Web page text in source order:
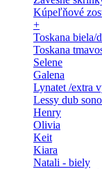
Kúpeľňové
+
Toskana biela/
Toskana
Selene
Galena
Lynatet /extra
Lessy dub
Henry
Olivia
Keit
Kiara
Natali - biely